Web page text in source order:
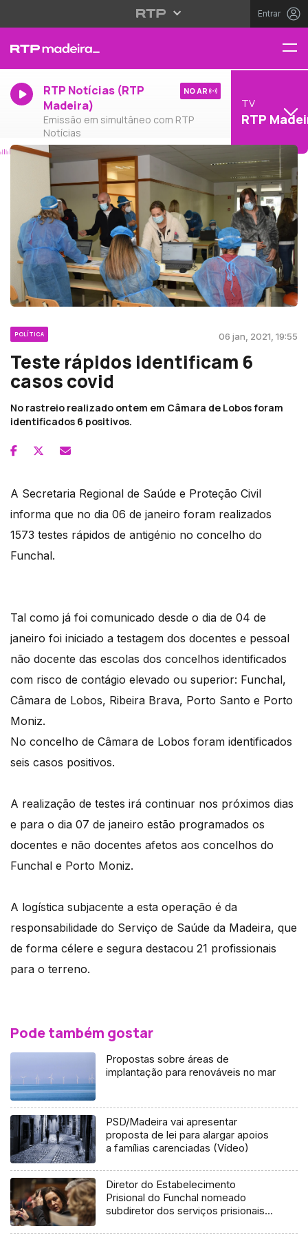
Entrar
RTP Notícias (RTP
Madeira)
Emissão em simultâneo com RTP
Notícias
NO AR
TV
RTP
POLÍTICA 06 jan, 2021, 19:55
Teste rápidos identificam 6
casos covid
No rastreio realizado ontem em Câmara de Lobos foram
identificados 6 positivos.
A Secretaria Regional de Saúde e Proteção Civil
informa que no dia 06 de janeiro foram realizados
1573 testes rápidos de antigénio no concelho do
Funchal.
Tal como já foi comunicado desde o dia de 04 de
janeiro foi iniciado a testagem dos docentes e pessoal
não docente das escolas dos concelhos identificados
com risco de contágio elevado ou superior: Funchal,
Câmara de Lobos, Ribeira Brava, Porto Santo e Porto
Moniz.
No concelho de Câmara de Lobos foram identificados
seis casos positivos.
A realização de testes irá continuar nos próximos dias
e para o dia 07 de janeiro estão programados os
docentes e não docentes afetos aos concelhos do
Funchal e Porto Moniz.
A logística subjacente a esta operação é da
responsabilidade do Serviço de Saúde da Madeira, que
de forma célere e segura destacou 21 profissionais
para o terreno.
Pode também gostar
Propostas sobre áreas de
implantação para renováveis no mar
PSD/Madeira vai apresentar
proposta de lei para alargar apoios
a famílias carenciadas (Vídeo)
Diretor do Estabelecimento
Prisional do Funchal nomeado
subdiretor dos serviços prisionais